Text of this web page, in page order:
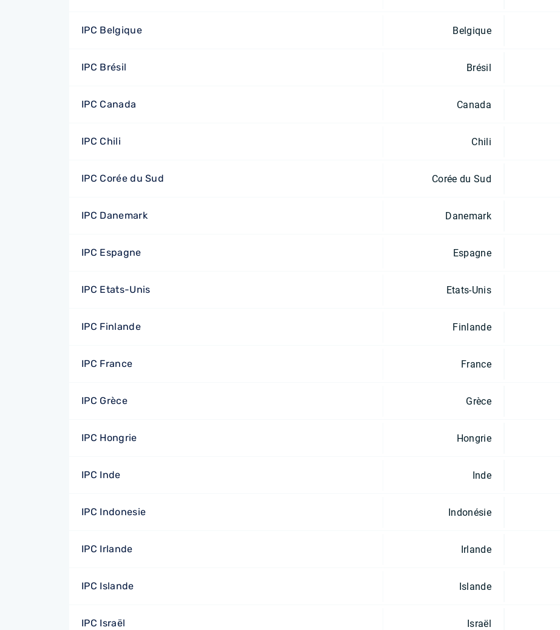
IPC Belgique Belgique
IPC Brésil Brésil
IPC Canada Canada
IPC Chili Chili
IPC Corée du Sud Corée du Sud
IPC Danemark Danemark
IPC Espagne Espagne
IPC Etats-Unis Etats-Unis
IPC Finlande Finlande
IPC France France
IPC Grèce Grèce
IPC Hongrie Hongrie
IPC Inde Inde
IPC Indonesie Indonésie
IPC Irlande Irlande
IPC Islande Islande
IPC Israël Israël